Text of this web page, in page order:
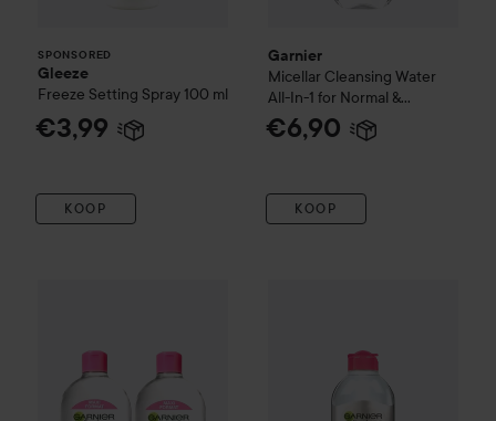
SPONSORED
Gleeze
Freeze Setting Spray 100 ml
€3,99
KOOP
Garnier
Micellar Cleansing Water
All-In-1 for Normal &
Sensitive Skin400 ml
€6,90
KOOP